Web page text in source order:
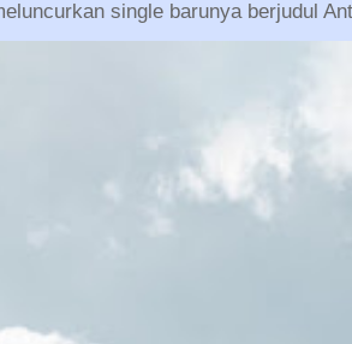
single barunya berjudul